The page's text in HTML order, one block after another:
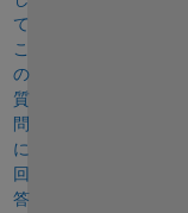
て
こ
の
質
問
に
回
答